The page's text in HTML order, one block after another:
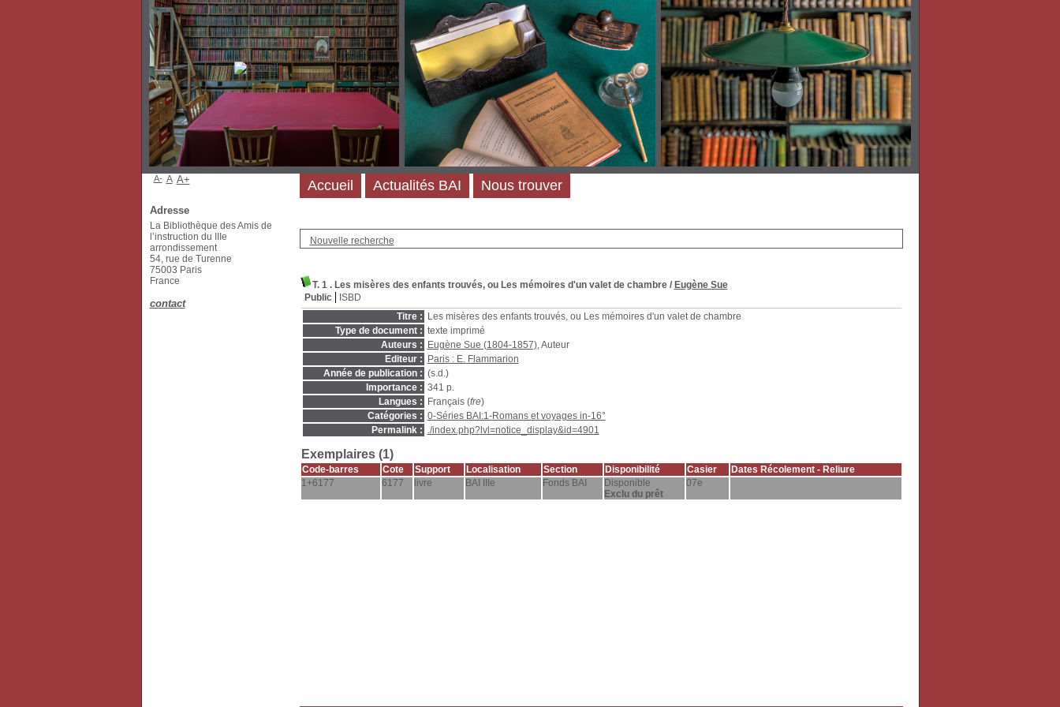
Nouvelle recherche
T. 1 . Les misères des enfants trouvés, ou Les mémoires d'un valet de chambre/ Eugène Sue
Public
ISBD
Titre :
Les misères des enfants trouvés, ou Les mémoires d'un valet de chambre
Type de document : texte imprimé
Auteurs :
Eugène Sue (1804-1857), Auteur
Editeur :
Paris : E. Flammarion
Année de publication : (s.d.)
Importance : 341 p.
Langues :
Français (fre)
Catégories : 0-Séries BAI:1-Romans et voyages in-16°
Permalink : ./index.php?lvl=notice_display&id=4901
Exemplaires (1)
Code-barres Cote Support Localisation Section Disponibilité Casier
Dates Récolement - Reliure
1+6177
6177 livre BAI IIIe Fonds BAI
Disponible
Exclu du prêt
07e
Accueil Actualités BAI Nous trouver
A- A A+
Adresse
La Bibliothèque des Amis de
l’instruction du IIIe
arrondissement
54, rue de Turenne
75003 Paris
France
contact